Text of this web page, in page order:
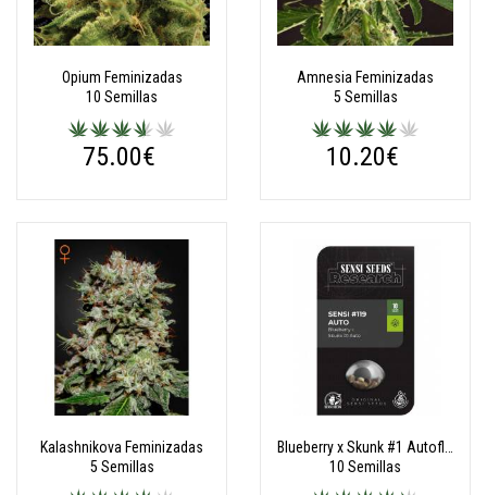
Opium Feminizadas
10 Semillas
75.00€
Amnesia Feminizadas
5 Semillas
10.20€
Kalashnikova Feminizadas
5 Semillas
10 Semillas